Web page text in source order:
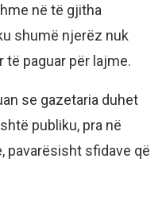
në të gjitha
shumë njerëz nuk
të paguar për lajme.
se gazetaria duhet
publiku, pra në
pavarësisht sfidave që